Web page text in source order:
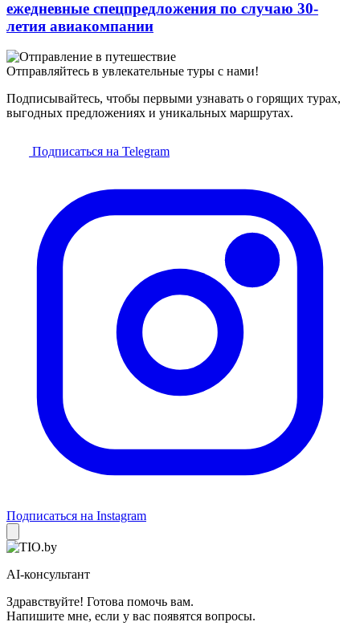
ежедневные спецпредложения по случаю 30-
летия авиакомпании
Отправляйтесь в увлекательные туры с нами!
Подписывайтесь, чтобы первыми узнавать о горящих турах,
выгодных предложениях и уникальных маршрутах.
Подписаться на Telegram
Подписаться на Instagram
AI-консультант
Здравствуйте! Готова помочь вам.
Напишите мне, если у вас появятся вопросы.